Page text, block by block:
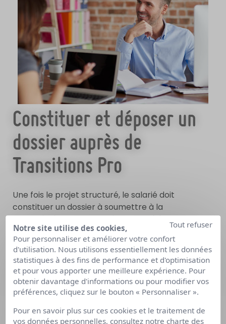
Constituer et déposer un
dossier auprès de
Transitions Pro
Une fois le projet structuré, le salarié doit
constituer un dossier à soumettre à la
Commission d’Instruction Transition Prode sa
région. Cette commission a pour mission d’évaluer
le «caractère réel et sérieux» du projet. Il ne
s’agit pas de juger la garantie de réussite
économique, mais plutôt d’évaluer si le porteur de
projet a entrepris une démarche cohérente,
complète et réaliste.
Le dossier doit notamment comporter :
Notre site utilise des cookies,
Pour personnaliser et améliorer votre confort
d'utilisation. Nous utilisons essentiellement les données
statistiques à des fins de performance et d'optimisation
et pour vous apporter une meilleure expérience. Pour
obtenir davantage d'informations ou pour modifier vos
préférences, cliquez sur le bouton « Personnaliser ».
Pour en savoir plus sur ces cookies et le traitement de
vos données personnelles, consultez notre charte des
Tout refuser